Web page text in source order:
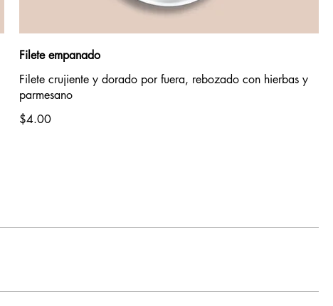
Filete empanado
Filete crujiente y dorado por fuera, rebozado con hierbas y
parmesano
$4.00